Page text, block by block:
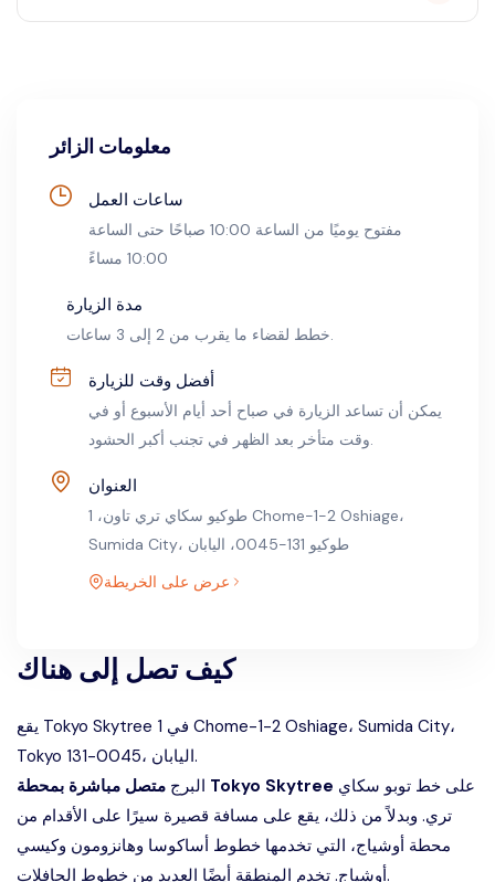
معلومات الزائر
ساعات العمل
مفتوح يوميًا من الساعة 10:00 صباحًا حتى الساعة
10:00 مساءً
مدة الزيارة
خطط لقضاء ما يقرب من 2 إلى 3 ساعات.
أفضل وقت للزيارة
يمكن أن تساعد الزيارة في صباح أحد أيام الأسبوع أو في
وقت متأخر بعد الظهر في تجنب أكبر الحشود.
العنوان
طوكيو سكاي تري تاون، 1 Chome-1-2 Oshiage،
Sumida City، طوكيو 131-0045، اليابان
عرض على الخريطة
كيف تصل إلى هناك
يقع Tokyo Skytree في 1 Chome-1-2 Oshiage، Sumida City،
Tokyo 131-0045، اليابان.
البرج متصل مباشرة بمحطة Tokyo Skytree على خط توبو سكاي
تري. وبدلاً من ذلك، يقع على مسافة قصيرة سيرًا على الأقدام من
محطة أوشياج، التي تخدمها خطوط أساكوسا وهانزومون وكيسي
أوشياج. تخدم المنطقة أيضًا العديد من خطوط الحافلات.